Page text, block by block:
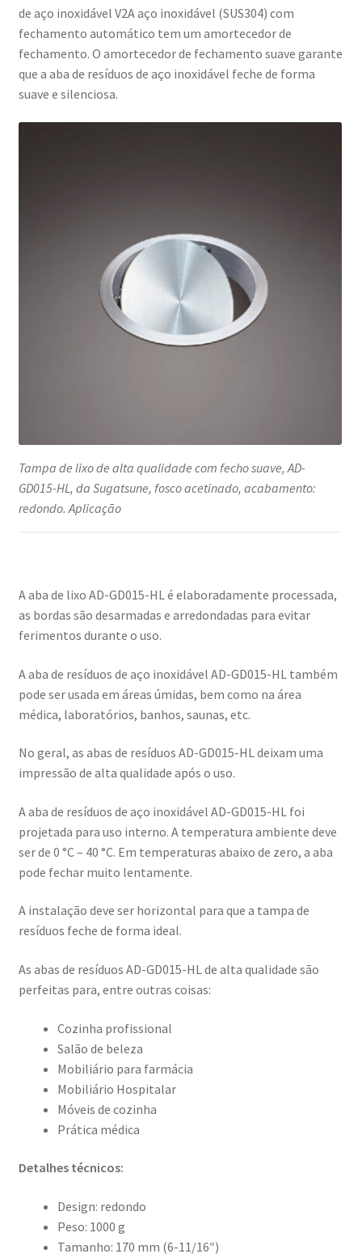
de aço inoxidável V2A aço inoxidável (SUS304) com
fechamento automático tem um amortecedor de
fechamento. O amortecedor de fechamento suave garante
que a aba de resíduos de aço inoxidável feche de forma
suave e silenciosa.
Tampa de lixo de alta qualidade com fecho suave, AD-
GD015-HL, da Sugatsune, fosco acetinado, acabamento:
redondo. Aplicação
A aba de lixo AD-GD015-HL é elaboradamente processada,
as bordas são desarmadas e arredondadas para evitar
ferimentos durante o uso.
A aba de resíduos de aço inoxidável AD-GD015-HL também
pode ser usada em áreas úmidas, bem como na área
médica, laboratórios, banhos, saunas, etc.
No geral, as abas de resíduos AD-GD015-HL deixam uma
impressão de alta qualidade após o uso.
A aba de resíduos de aço inoxidável AD-GD015-HL foi
projetada para uso interno. A temperatura ambiente deve
ser de 0 °C – 40 °C. Em temperaturas abaixo de zero, a aba
pode fechar muito lentamente.
A instalação deve ser horizontal para que a tampa de
resíduos feche de forma ideal.
As abas de resíduos AD-GD015-HL de alta qualidade são
perfeitas para, entre outras coisas:
Cozinha profissional
Salão de beleza
Mobiliário para farmácia
Mobiliário Hospitalar
Móveis de cozinha
Prática médica
Detalhes técnicos:
Design: redondo
Peso: 1000 g
Tamanho: 170 mm (6-11/16″)